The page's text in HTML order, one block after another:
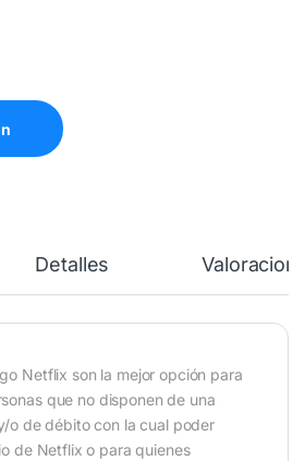
Detalles
Netflix son la mejor opción para
que no disponen de una
o de débito con la cual poder
de Netflix o para quienes